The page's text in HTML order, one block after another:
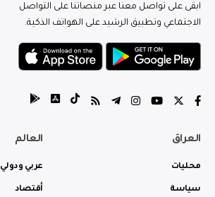
ابقى على تواصل معنا عبر منصاتنا على التواصل
الاجتماعي وتطبيق الرشيد على الهواتف الذكية.
العراق
محليات
سياسة
العالم
عربي ودولي
أقتصاد